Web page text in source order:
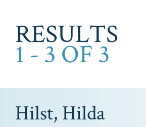
RESULTS
1 - 3 OF 3
Hilst, Hilda